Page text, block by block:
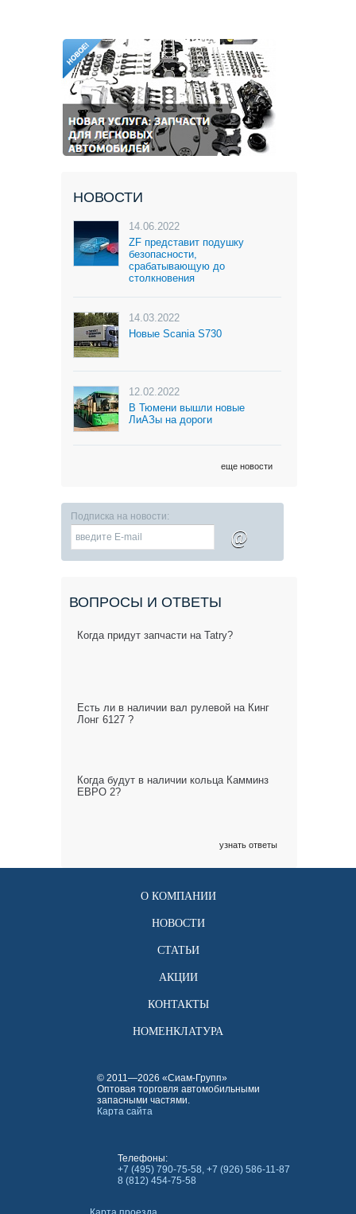
НОВОСТИ
14.06.2022
ZF представит подушку
безопасности,
срабатывающую до
столкновения
14.03.2022
Новые Scania S730
12.02.2022
В Тюмени вышли новые
ЛиАЗы на дороги
еще новости
Подписка на новости:
@
ВОПРОСЫ И ОТВЕТЫ
Когда придут запчасти на Tatry?
Есть ли в наличии вал рулевой на Кинг
Лонг 6127 ?
Когда будут в наличии кольца Камминз
ЕВРО 2?
узнать ответы
О КОМПАНИИ
НОВОСТИ
СТАТЬИ
АКЦИИ
КОНТАКТЫ
НОМЕНКЛАТУРА
© 2011—2026 «Сиам-Групп»
Оптовая торговля автомобильными
запасными частями.
Карта сайта
Телефоны:
+7 (495) 790-75-58, +7 (926) 586-11-87
8 (812) 454-75-58